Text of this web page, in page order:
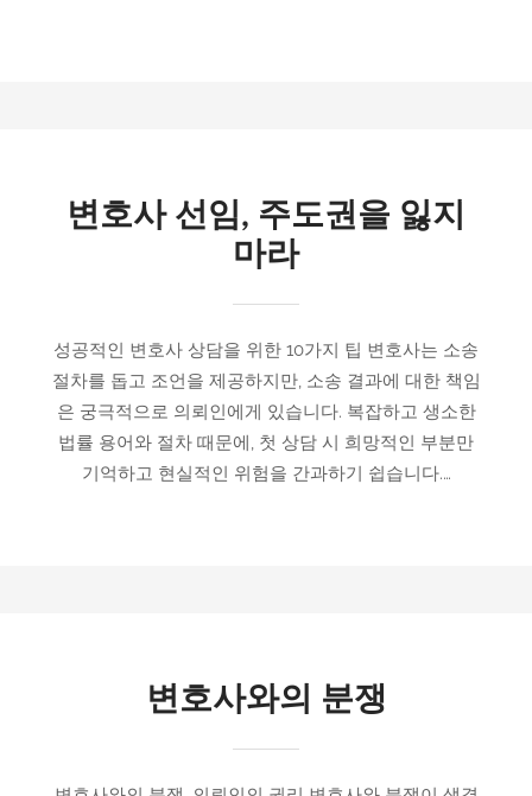
변호사 선임, 주도권을 잃지
마라
성공적인 변호사 상담을 위한 10가지 팁 변호사는 소송
절차를 돕고 조언을 제공하지만, 소송 결과에 대한 책임
은 궁극적으로 의뢰인에게 있습니다. 복잡하고 생소한
법률 용어와 절차 때문에, 첫 상담 시 희망적인 부분만
기억하고 현실적인 위험을 간과하기 쉽습니다.…
변호사와의 분쟁